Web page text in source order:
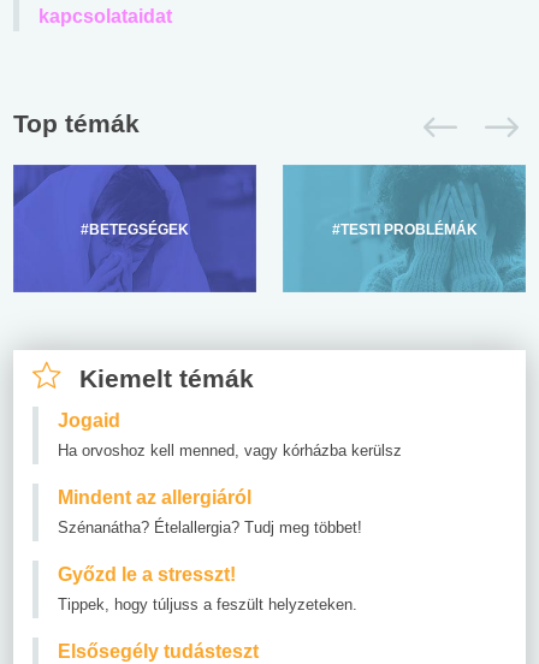
kapcsolataidat
Top témák
#BETEGSÉGEK #TESTI PROBLÉMÁK
Kiemelt témák
Jogaid
Ha orvoshoz kell menned, vagy kórházba kerülsz
Mindent az allergiáról
Szénanátha? Ételallergia? Tudj meg többet!
Győzd le a stresszt!
Tippek, hogy túljuss a feszült helyzeteken.
Elsősegély tudásteszt